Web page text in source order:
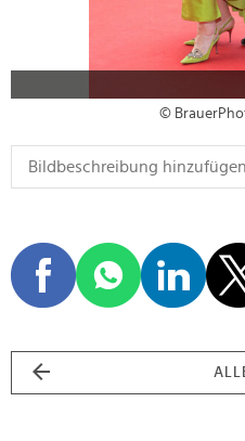
©